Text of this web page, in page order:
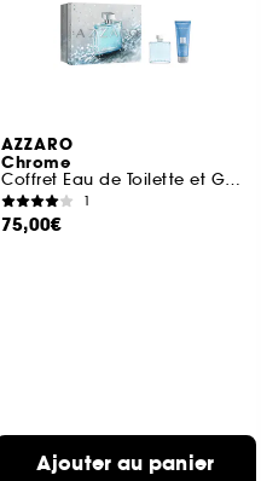
AZZARO
Chrome
Coffret Eau de Toilette et Gel Douche Cheveux & Corps
1
75,00€
Ajouter au panier